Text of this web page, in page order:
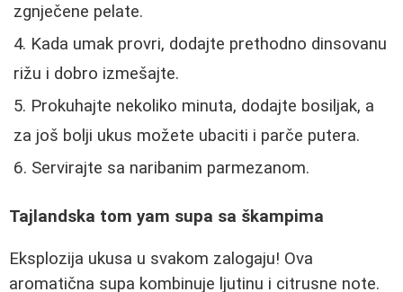
zgnječene pelate.
Kada umak provri, dodajte prethodno dinsovanu
rižu i dobro izmešajte.
Prokuhajte nekoliko minuta, dodajte bosiljak, a
za još bolji ukus možete ubaciti i parče putera.
Servirajte sa naribanim parmezanom.
Tajlandska tom yam supa sa škampima
Eksplozija ukusa u svakom zalogaju! Ova
aromatična supa kombinuje ljutinu i citrusne note.